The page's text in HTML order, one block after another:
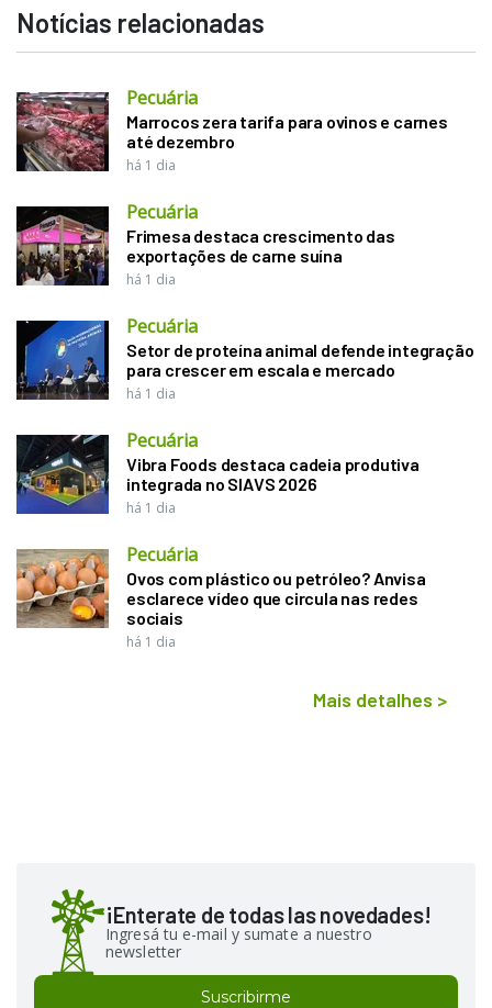
Notícias relacionadas
Pecuária
Marrocos zera tarifa para ovinos e carnes
até dezembro
há 1 dia
Pecuária
Frimesa destaca crescimento das
exportações de carne suína
há 1 dia
Pecuária
Setor de proteína animal defende integração
para crescer em escala e mercado
há 1 dia
Pecuária
Vibra Foods destaca cadeia produtiva
integrada no SIAVS 2026
há 1 dia
Pecuária
Ovos com plástico ou petróleo? Anvisa
esclarece vídeo que circula nas redes
sociais
há 1 dia
Mais detalhes >
¡Enterate de todas las novedades!
Ingresá tu e-mail y sumate a nuestro
newsletter
Suscribirme